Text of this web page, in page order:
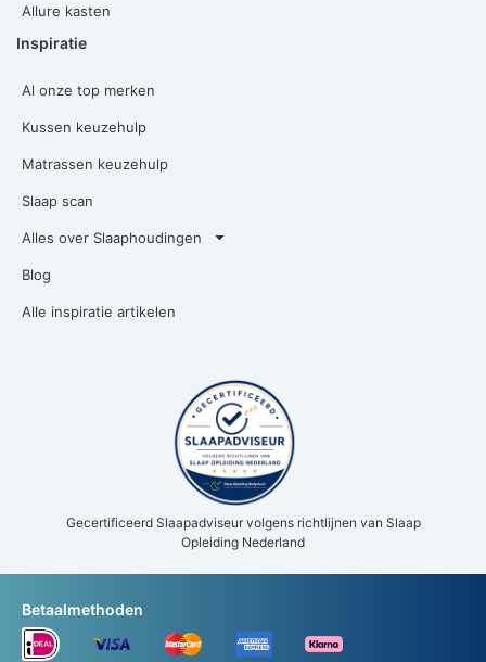
Allure kasten
Inspiratie
Al onze top merken
Kussen keuzehulp
Matrassen keuzehulp
Slaap scan
Alles over Slaaphoudingen
Blog
Alle inspiratie artikelen
Gecertificeerd Slaapadviseur volgens richtlijnen van Slaap
Opleiding Nederland
Betaalmethoden